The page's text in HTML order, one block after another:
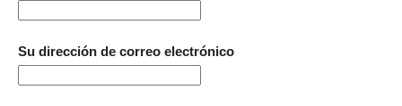
Su dirección de correo electrónico